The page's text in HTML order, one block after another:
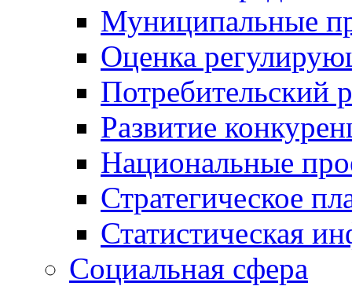
Муниципальные
Оценка
Потребительский
Развитие
Национальные
Стратегическое
Статистическая
Социальная сфера